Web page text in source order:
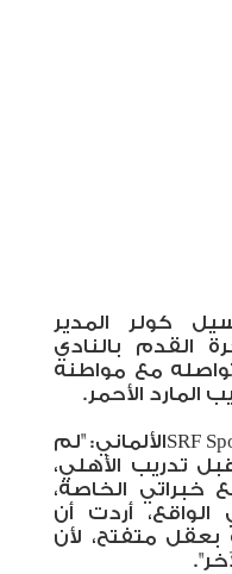
كولر المدير
القدم بالنادي
مع مواطنه
المارد الأحمر.
SRF الألماني: "لم
تدريب الأهلي،
خبراتي الخاصة،
أردت أن
متفتح، لأن